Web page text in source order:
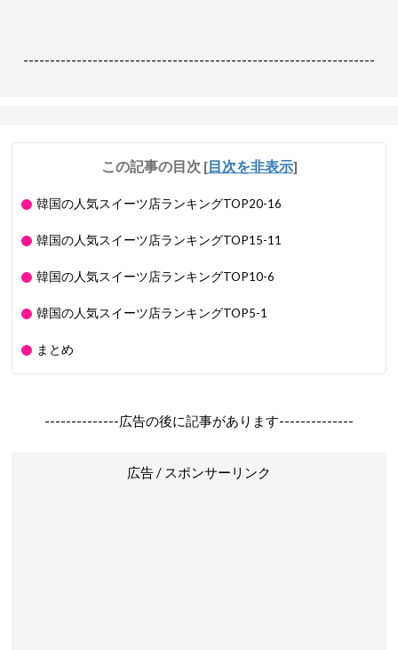
------------------------------------------------------------------
この記事の目次 [目次を非表示]
韓国の人気スイーツ店ランキングTOP20-16
韓国の人気スイーツ店ランキングTOP15-11
韓国の人気スイーツ店ランキングTOP10-6
韓国の人気スイーツ店ランキングTOP5-1
まとめ
--------------広告の後に記事があります--------------
広告 / スポンサーリンク